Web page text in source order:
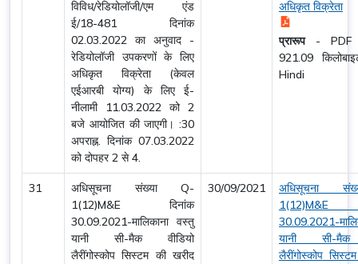
विविध/रेडियोलॉजी/एम एंड
ई/18-481 दिनांक
02.03.2022 का अनुवाद -
रेडियोलॉजी उपकरणों के लिए
अधिकृत विक्रेता (केवल
एईआरबी योग्य) के लिए ई-
नीलामी 11.03.2022 को 2
बजे आयोजित की जाएगी। :30
अपराह्न. दिनांक 07.03.2022
को दोपहर 2 से 4.
अधिकृत विक्रेता
प्रारूप- PDF
921.09
Hindi
31
अधिसूचना संख्या Q-
1(12)M&E दिनांक
30.09.2021-मालिकाना वस्तु
यानी सी-मैक वीडियो
लैरींगोस्कोप सिस्टम की खरीद
30/09/2021
अधिसूचना
1(12)M&E
30.09.2021-
यानी सी-मैक
लैरींगोस्कोप